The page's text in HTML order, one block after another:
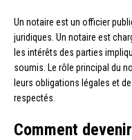
Un notaire est un officier
juridiques. Un notaire est
les intérêts des parties
soumis. Le rôle principal du
leurs obligations légales et
respectés.
Comment